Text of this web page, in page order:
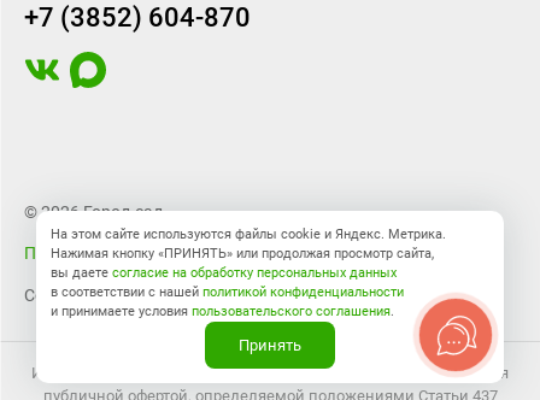
+7 (3852) 604-870
© 2026 Город-сад
Правовая информация
Создание сайтаBTB Digital
Информация на сайте носит справочный характер и не является
публичной офертой, определяемой положениями Статьи 437
На этом сайте используются файлы cookie и Яндекс. Метрика.
Нажимая кнопку «ПРИНЯТЬ» или продолжая просмотр сайта,
вы даете согласие на обработку персональных данных
в соответствии с нашей политикой конфиденциальности
и принимаете условия пользовательского соглашения.
Принять